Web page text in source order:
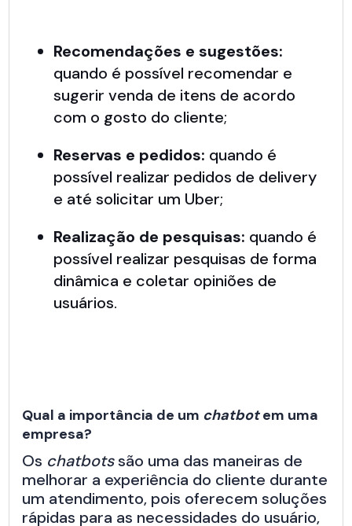
Recomendações e sugestões:
quando é possível recomendar e
sugerir venda de itens de acordo
com o gosto do cliente;
Reservas e pedidos: quando é
possível realizar pedidos de delivery
e até solicitar um Uber;
Realização de pesquisas: quando é
possível realizar pesquisas de forma
dinâmica e coletar opiniões de
usuários.
Qual a importância de um chatbotem uma
empresa?
Os chatbotssão uma das maneiras de
melhorar a experiência do cliente durante
um atendimento, pois oferecem soluções
rápidas para as necessidades do usuário,